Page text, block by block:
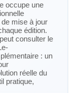
occupe une
mise à jour
édition.
consulter le
: un
réelle du
pratique,